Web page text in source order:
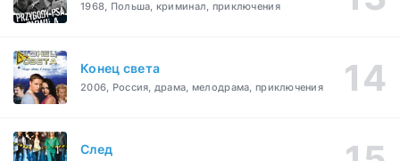
1968, Польша, криминал, приключения
Конец света
2006, Россия, драма, мелодрама, приключения
След